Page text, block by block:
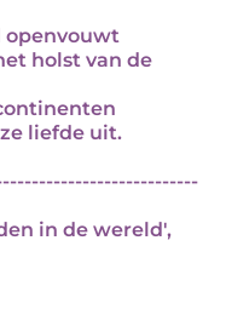
openvouwt
holst van de
liefde uit.
in de wereld',